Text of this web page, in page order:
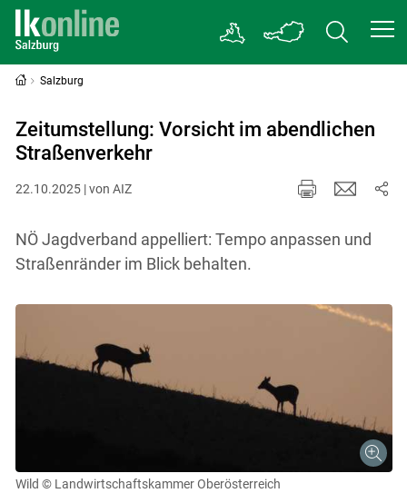
Salzburg
Zeitumstellung: Vorsicht im abendlichen
Straßenverkehr
22.10.2025 | von AIZ
NÖ Jagdverband appelliert: Tempo anpassen und
Straßenränder im Blick behalten.
Wild © Landwirtschaftskammer Oberösterreich